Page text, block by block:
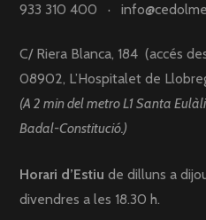
933 310 400 ·
C/ Riera Blanca, 184 (accés
08902, L’Hospitalet de
(A 2 min del metro L1 Santa
Badal-Constitució.)
Horari d’Estiu de dilluns a
divendres a les 18.30 h.